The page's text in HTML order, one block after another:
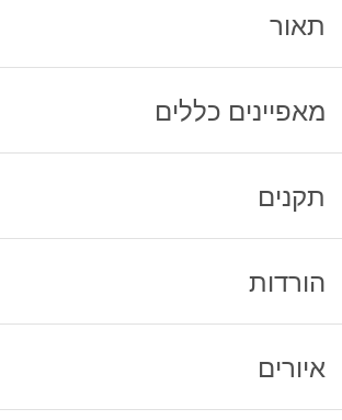
תאור
מאפיינים כללים
תקנים
הורדות
איורים